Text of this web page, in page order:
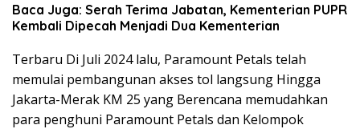
Baca Juga: Serah Terima Jabatan, Kementerian PUPR
Kembali Dipecah Menjadi Dua Kementerian
Terbaru Di Juli 2024 lalu, Paramount Petals telah
memulai pembangunan akses tol langsung Hingga
Jakarta-Merak KM 25 yang Berencana memudahkan
para penghuni Paramount Petals dan Kelompok